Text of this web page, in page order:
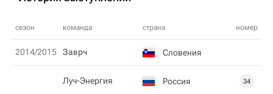
сезон команда страна номер
2014/2015 Заврч Словения
Луч-Энергия Россия 34